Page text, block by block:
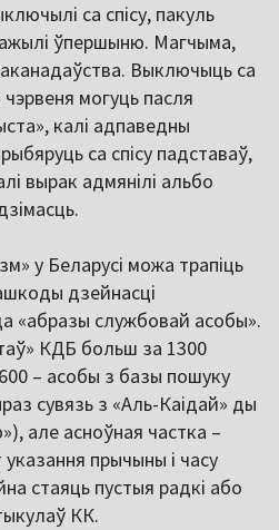
са спісу, пакуль
ўпершыню. Магчыма,
Выключыць са
чэрвеня могуць пасля
калі адпаведны
са спісу падставаў,
вырак адмянілі альбо
у Беларусі можа трапіць
дзейнасці
«абразы службовай асобы».
КДБ больш за 1300
– асобы з базы пошуку
сувязь з «Аль-Каідай» ды
але асноўная частка –
прычыны і часу
стаяць пустыя радкі або
КК.